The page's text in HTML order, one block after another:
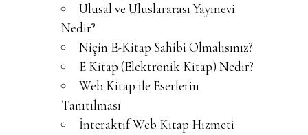
Ulusal ve Uluslararası Yayınevi
Nedir?
Niçin E-Kitap Sahibi Olmalısınız?
E Kitap (Elektronik Kitap) Nedir?
Web Kitap ile Eserlerin
Tanıtılması
İnteraktif Web Kitap Hizmeti